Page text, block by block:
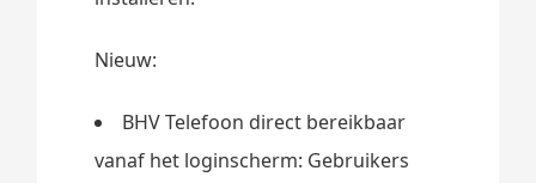
Nieuw:
BHV Telefoon direct bereikbaar
vanaf het loginscherm: Gebruikers